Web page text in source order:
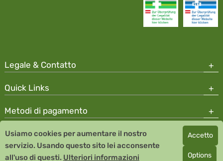
Legale & Contatto
Quick Links
Metodi di pagamento
Copyright © 2026 Team Santé Salvator Apotheke
Remedia Homeopathy GmbH GMP certified pharmaceutical
manufacturer
Usiamo cookies per aumentare il nostro
servizio. Usando questo sito lei acconsente
all'uso di questi. Ulteriori informazioni
Accetto
Options